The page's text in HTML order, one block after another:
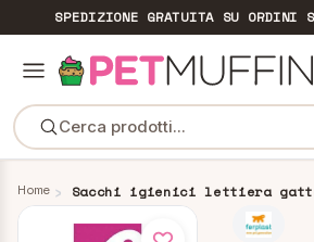
SPEDIZIONE GRATUITASU ORDINI
Cerca prodotti...
Home